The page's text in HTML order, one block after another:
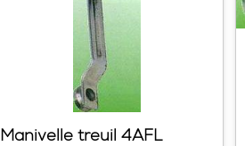
Manivelle treuil 4AFL